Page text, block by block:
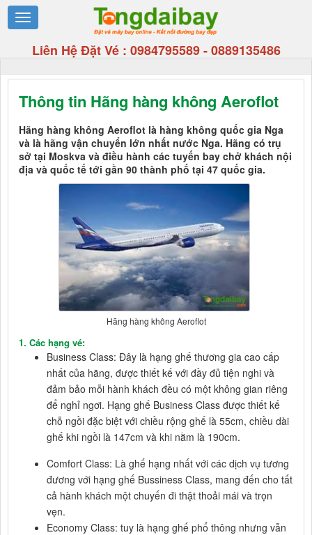
Liên Hệ Đặt Vé : 0984795589-0889135486
Thông tin Hãng hàng không Aeroflot
Hãng hàng không Aeroflot là hàng không quốc gia Nga
và là hãng vận chuyển lớn nhất nước Nga. Hãng có trụ
sở tại Moskva và điều hành các tuyến bay chở khách nội
địa và quốc tế tới gần 90 thành phố tại 47 quốc gia.
Hãng hàng không Aeroflot
1. Các hạng vé:
Business Class: Đây là hạng ghế thương gia cao cấp
nhất của hãng, được thiết kế với đầy đủ tiện nghi và
đảm bảo mỗi hành khách đều có một không gian riêng
để nghỉ ngơi. Hạng ghế Business Class được thiết kế
chỗ ngồi đặc biệt với chiều rộng ghế là 55cm, chiều dài
ghế khi ngồi là 147cm và khi nằm là 190cm.
Comfort Class: Là ghế hạng nhất với các dịch vụ tương
đương với hạng ghế Bussiness Class, mang đến cho tất
cả hành khách một chuyến đi thật thoải mái và trọn
vẹn.
Economy Class: tuy là hạng ghế phổ thông nhưng vẫn